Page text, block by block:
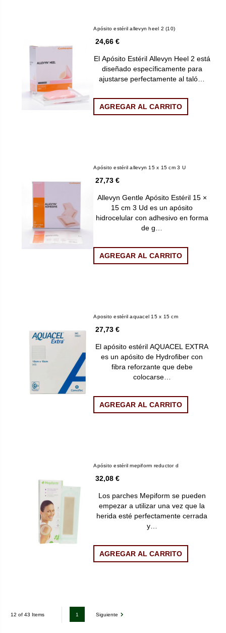
Apósito estéril allevyn heel 2 (10)
24,66 €
El Apósito Estéril Allevyn Heel 2 está
diseñado específicamente para
ajustarse perfectamente al taló…
AGREGAR AL CARRITO
Apósito estéril allevyn 15 x 15 cm 3 U
27,73 €
Allevyn Gentle Apósito Estéril 15 ×
15 cm 3 Ud es un apósito
hidrocelular con adhesivo en forma
de g…
AGREGAR AL CARRITO
Aposito estéril aquacel 15 x 15 cm
27,73 €
El apósito estéril AQUACEL EXTRA
es un apósito de Hydrofiber con
fibra reforzante que debe
colocarse…
AGREGAR AL CARRITO
Apósito estéril mepiform reductor d
32,08 €
Los parches Mepiform se pueden
empezar a utilizar una vez que la
herida esté perfectamente cerrada
y…
AGREGAR AL CARRITO
12 of 43 Items 1 Siguiente